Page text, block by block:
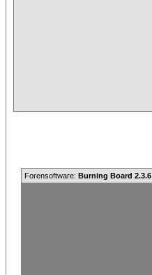
Forensoftware: Burning Board 2.3.6